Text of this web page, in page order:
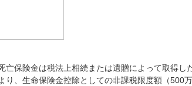
保険金は税法上相続または遺贈によって取得し
、生命保険金控除としての非課税限度額（500